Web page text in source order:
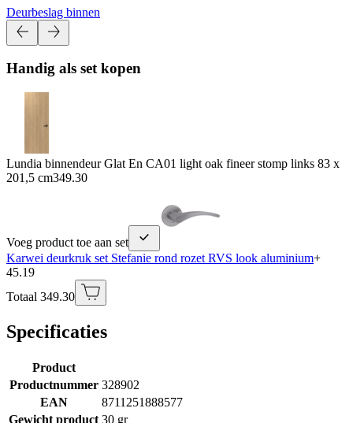
Deurbeslag binnen
Handig als set kopen
Lundia binnendeur Glat En CA01 light oak fineer stomp links 83 x
201,5 cm349.30
Voeg product toe aan set
Karwei deurkruk set Stefanie rond rozet RVS look aluminium+
45.19
Totaal 349.30
Specificaties
Product
Productnummer 328902
EAN
8711251888577
Gewicht product 30 gr